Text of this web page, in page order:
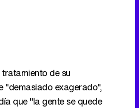
de su
"demasiado exagerado",
que "la gente se quede